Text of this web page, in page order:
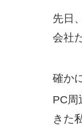
先日
会社
確か
PC周
きた